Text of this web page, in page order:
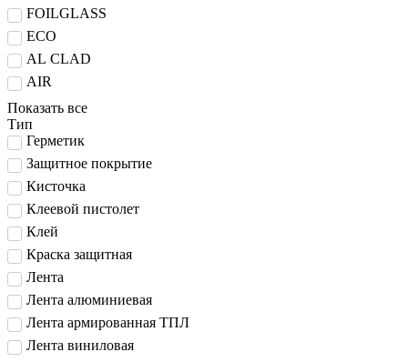
FOILGLASS
ECO
AL CLAD
AIR
Показать все
Тип
Герметик
Защитное покрытие
Кисточка
Клеевой пистолет
Клей
Краска защитная
Лента
Лента алюминиевая
Лента армированная ТПЛ
Лента виниловая